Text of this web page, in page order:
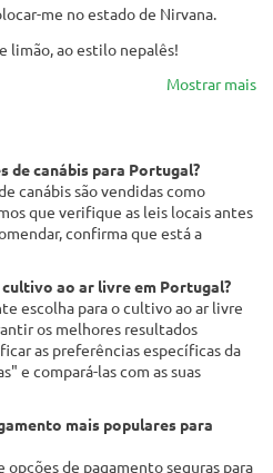
me no estado de Nirvana.
limão, ao estilo nepalês!
Mostrar mais
de canábis para Portugal?
canábis são vendidas como
que verifique as leis locais antes
confirma que está a
cultivo ao ar livre em Portugal?
escolha para o cultivo ao ar livre
os melhores resultados
as preferências específicas da
e compará-las com as suas
mais populares para
de pagamento seguras para